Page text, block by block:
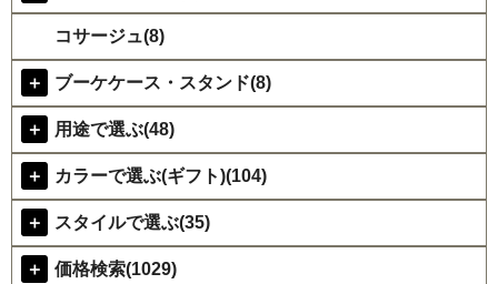
コサージュ(8)
＋ ブーケケース・スタンド(8)
＋ 用途で選ぶ(48)
＋ カラーで選ぶ(ギフト)(104)
＋ スタイルで選ぶ(35)
＋ 価格検索(1029)